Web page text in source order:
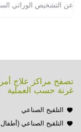
عن التشخيص الوراثي
تصفح مراكز علاج
غرنة حسب العملية
التلقيح الصناعي
التلقيح الصناعي (أطفال